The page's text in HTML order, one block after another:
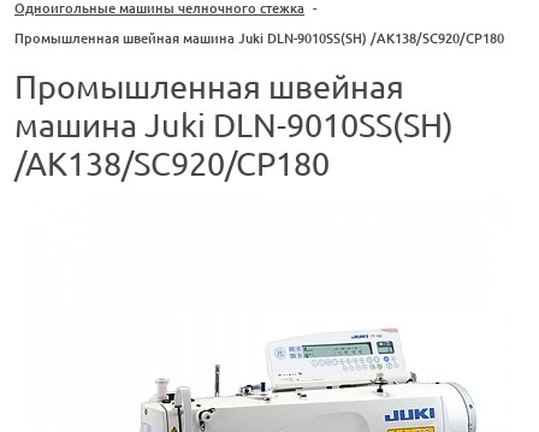
Одноигольные машины челночного стежка -
Промышленная швейная машина Juki DLN-9010SS(SН) /AK138/SC920/CP180
Промышленная швейная
машина Juki DLN-9010SS(SН)
/AK138/SC920/CP180